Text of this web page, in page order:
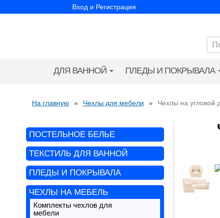
Вход и Регистрация
ДЛЯ ВАННОЙ ПЛЕДЫ И ПОКРЫВАЛА
На главную » Чехлы для мебели » Чехлы на угловой
ПОСТЕЛЬНОЕ БЕЛЬЕ
ТЕКСТИЛЬ ДЛЯ ВАННОЙ
ПЛЕДЫ И ПОКРЫВАЛА
ЧЕХЛЫ НА МЕБЕЛЬ
Комплекты чехлов для
мебели